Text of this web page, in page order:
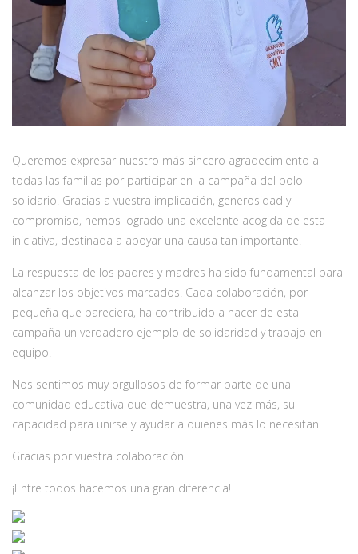
Queremos expresar nuestro más sincero agradecimiento a
todas las familias por participar en la campaña del polo
solidario. Gracias a vuestra implicación, generosidad y
compromiso, hemos logrado una excelente acogida de esta
iniciativa, destinada a apoyar una causa tan importante.
La respuesta de los padres y madres ha sido fundamental para
alcanzar los objetivos marcados. Cada colaboración, por
pequeña que pareciera, ha contribuido a hacer de esta
campaña un verdadero ejemplo de solidaridad y trabajo en
equipo.
Nos sentimos muy orgullosos de formar parte de una
comunidad educativa que demuestra, una vez más, su
capacidad para unirse y ayudar a quienes más lo necesitan.
Gracias por vuestra colaboración.
¡Entre todos hacemos una gran diferencia!